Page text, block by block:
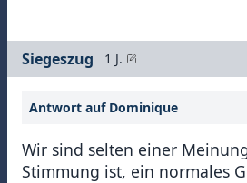
Siegeszug 1 J.
Antwort auf Dominique
Wir sind selten einer
Stimmung ist, ein normales